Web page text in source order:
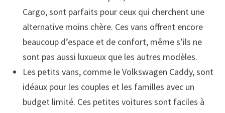
Cargo, sont parfaits pour ceux qui cherchent une
alternative moins chère. Ces vans offrent encore
beaucoup d’espace et de confort, même s’ils ne
sont pas aussi luxueux que les autres modèles.
Les petits vans, comme le Volkswagen Caddy, sont
idéaux pour les couples et les familles avec un
budget limité. Ces petites voitures sont faciles à